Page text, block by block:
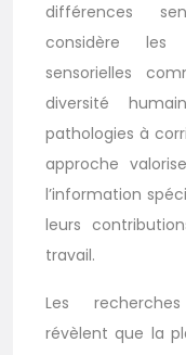
différences
considère les
sensorielles
diversité
pathologies à
approche
l’information
leurs
travail.
Les
révèlent que la